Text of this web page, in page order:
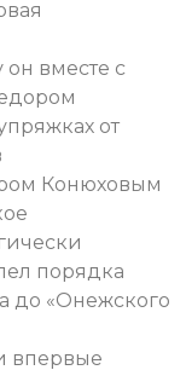
он вместе с
от
Конюховым
порядка
до «Онежского
впервые